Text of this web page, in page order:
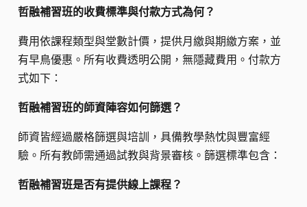
哲融補習班的收費標準與付款方式為何？
費用依課程類型與堂數計價，提供月繳與期繳方案，並
有早鳥優惠。所有收費透明公開，無隱藏費用。付款方
式如下：
哲融補習班的師資陣容如何篩選？
師資皆經過嚴格篩選與培訓，具備教學熱忱與豐富經
驗。所有教師需通過試教與背景審核。篩選標準包含：
哲融補習班是否有提供線上課程？